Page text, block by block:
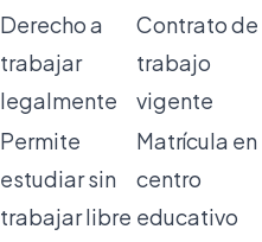
Derecho a
trabajar
legalmente
Contrato de
trabajo
vigente
Permite
estudiar sin
trabajar libre
Matrícula en
centro
educativo